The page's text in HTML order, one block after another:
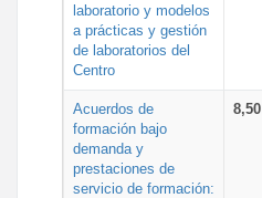
laboratorio y modelos
a prácticas y gestión
de laboratorios del
Centro
Acuerdos de
formación bajo
demanda y
prestaciones de
servicio de formación:
8,50